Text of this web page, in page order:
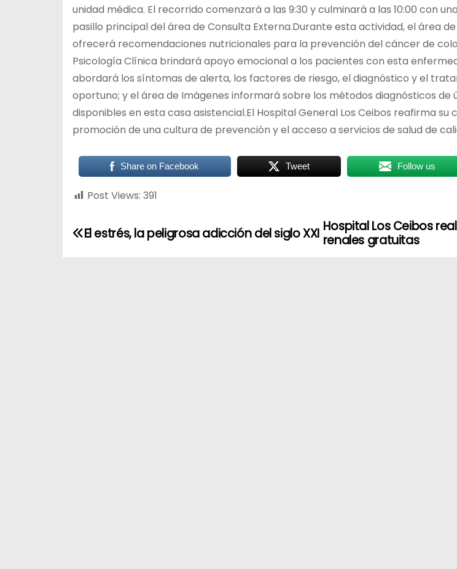
unidad médica. El recorrido comenzará a las 9:30 y culminará a las 10:00 con
pasillo principal del área de Consulta Externa.Durante esta actividad, el área
ofrecerá recomendaciones nutricionales para la prevención del cáncer de
Psicología Clínica brindará apoyo emocional a los pacientes con esta
abordará los síntomas de alerta, los factores de riesgo, el diagnóstico y el
oportuno; y el área de Imágenes informará sobre los métodos diagnósticos de
disponibles en esta casa asistencial.El Hospital General Los Ceibos reafirma su
promoción de una cultura de prevención y el acceso a servicios de salud de
Share on Facebook Tweet Follow us
Post Views: 391
Hospital Los Ceibos
renales gratuitas
El estrés, la peligrosa adicción del siglo XXI